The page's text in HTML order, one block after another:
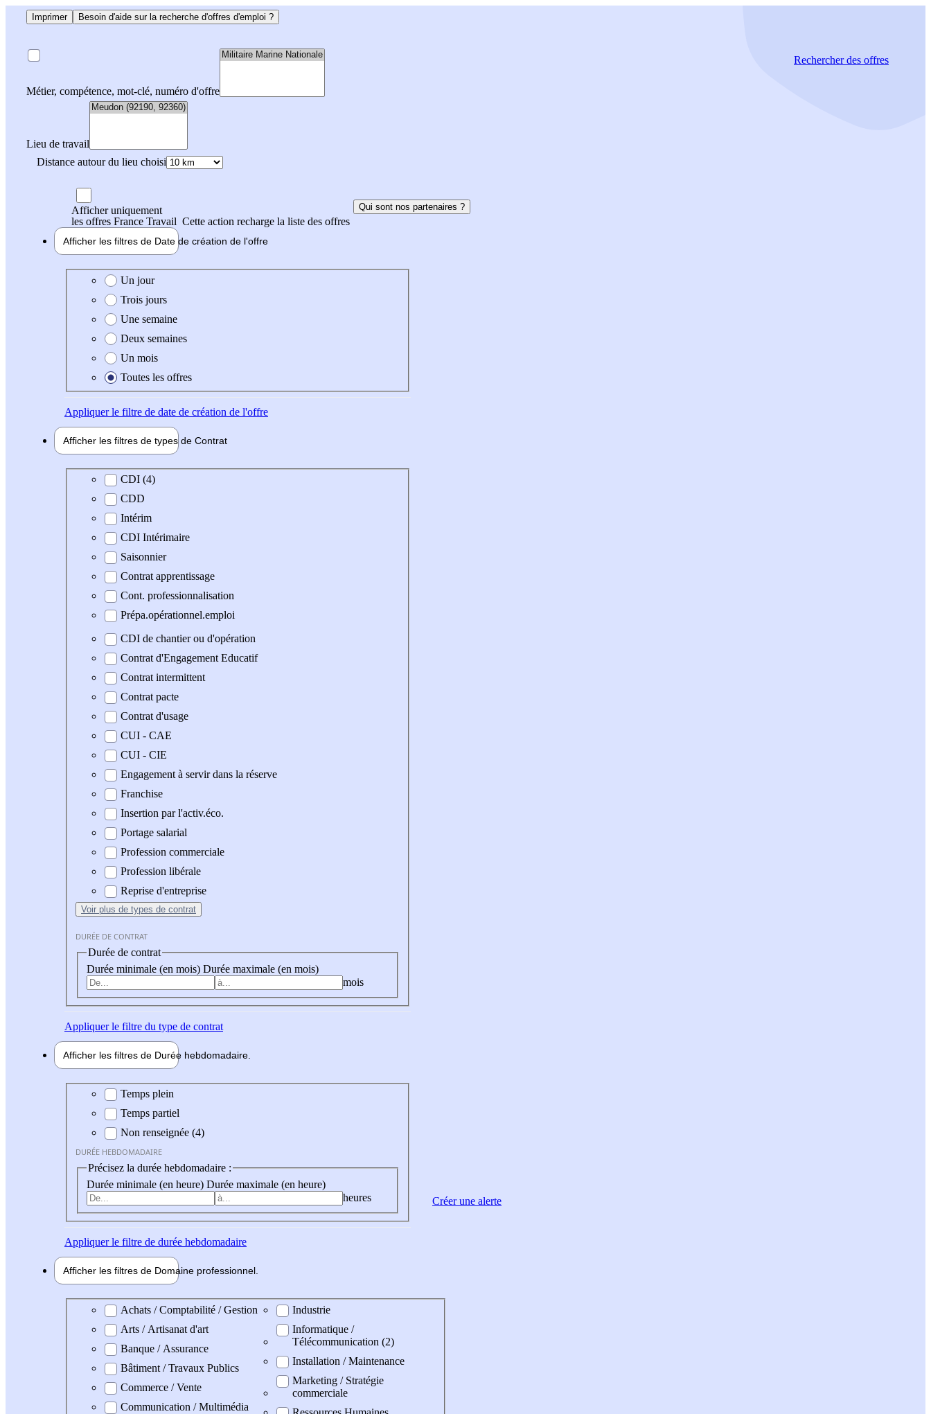
Imprimer Besoin d'aide sur la recherche d'offres d'emploi ?
Métier, compétence, mot-clé, numéro d'offre
Lieu de travail
Distance autour du lieu choisi
Rechercherdes offres
Afficher uniquement
les offres France Travail Cette action recharge la liste des offres
Qui sont nos partenaires ?
Afficher les filtres de Date de création de l'offre
Date de création de l'offre
Un jour
Trois jours
Une semaine
Deux semaines
Un mois
Toutes les offres
Appliquerle filtre de date de création de l'offre
Afficher les filtres de types de Contrat
Type de contrat
CDI (4)
CDD
Intérim
CDI Intérimaire
Saisonnier
Contrat apprentissage
Cont. professionnalisation
Prépa.opérationnel.emploi
CDI de chantier ou d'opération
Contrat d'Engagement Educatif
Contrat intermittent
Contrat pacte
Contrat d'usage
CUI - CAE
CUI - CIE
Engagement à servir dans la réserve
Franchise
Insertion par l'activ.éco.
Portage salarial
Profession commerciale
Profession libérale
Reprise d'entreprise
Voir plus de types de contrat
DURÉE DE CONTRAT
Durée de contrat
Durée minimale (en mois) Durée maximale (en mois)
mois
Appliquerle filtre du type de contrat
Afficher les filtres de Durée hebdomadaire
Durée hebdomadaire
Temps plein
Temps partiel
Non renseignée (4)
DURÉE HEBDOMADAIRE
Précisez la durée hebdomadaire :
Durée minimale (en heure) Durée maximale (en heure)
heures
Appliquerle filtre de durée hebdomadaire
Afficher les filtres de Domaine professionnel
Domaine professionel
Achats / Comptabilité / Gestion
Arts / Artisanat d'art
Banque / Assurance
Bâtiment / Travaux Publics
Commerce / Vente
Communication / Multimédia
Industrie
Informatique /
Télécommunication (2)
Installation / Maintenance
Marketing / Stratégie
commerciale
Créer une alerte